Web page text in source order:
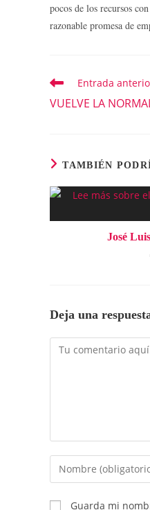
pocos de los recursos
razonable promesa de
Leer
artículos
Entrada
VUELVE LA
TAMBIÉN
José
Deja una
Comentario
Introduce
tu
nombre
Guarda mi